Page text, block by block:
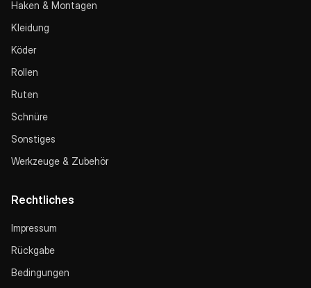
Haken & Montagen
Kleidung
Köder
Rollen
Ruten
Schnüre
Sonstiges
Werkzeuge & Zubehör
Rechtliches
Impressum
Rückgabe
Bedingungen